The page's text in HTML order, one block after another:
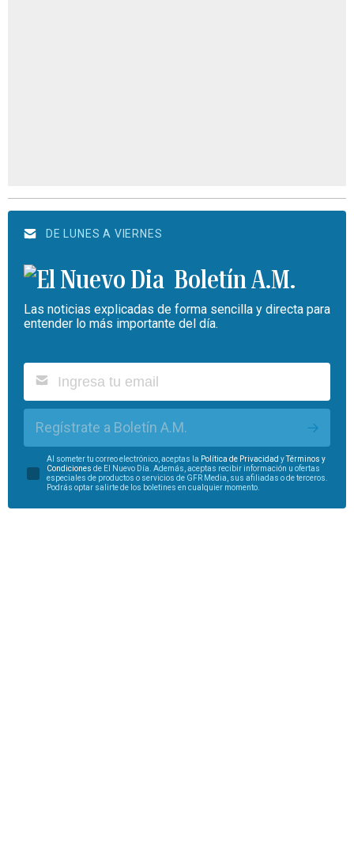
DE LUNES A VIERNES
Boletín A.M.
Las noticias explicadas de forma sencilla y directa para
entender lo más importante del día.
Regístrate a Boletín A.M.
Al someter tu correo electrónico, aceptas la Política de Privacidad yTérminos y
Condiciones de El Nuevo Día. Además, aceptas recibir información u ofertas
especiales de productos o servicios de GFR Media, sus afiliadas o de terceros.
Podrás optar salirte de los boletines en cualquier momento.